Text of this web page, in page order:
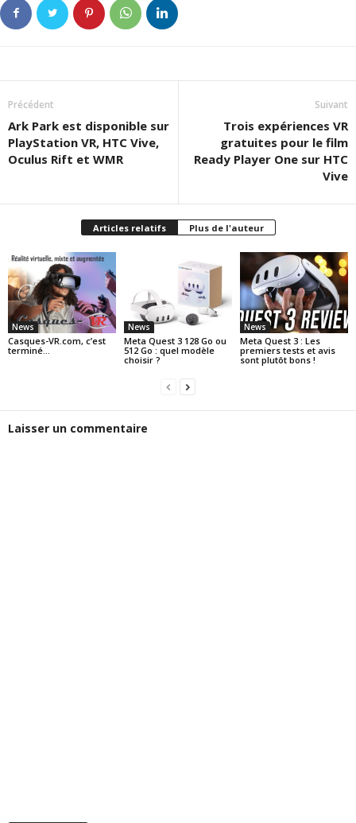
Précédent
Ark Park est disponible sur
PlayStation VR, HTC Vive,
Oculus Rift et WMR
Suivant
Trois expériences VR
gratuites pour le film
Ready Player One sur HTC
Vive
Articles relatifs Plus de l'auteur
News
Casques-VR.com, c’est
terminé…
News
Meta Quest 3 128 Go ou
512 Go : quel modèle
choisir ?
News
Meta Quest 3 : Les
premiers tests et avis
sont plutôt bons !
Laisser un commentaire